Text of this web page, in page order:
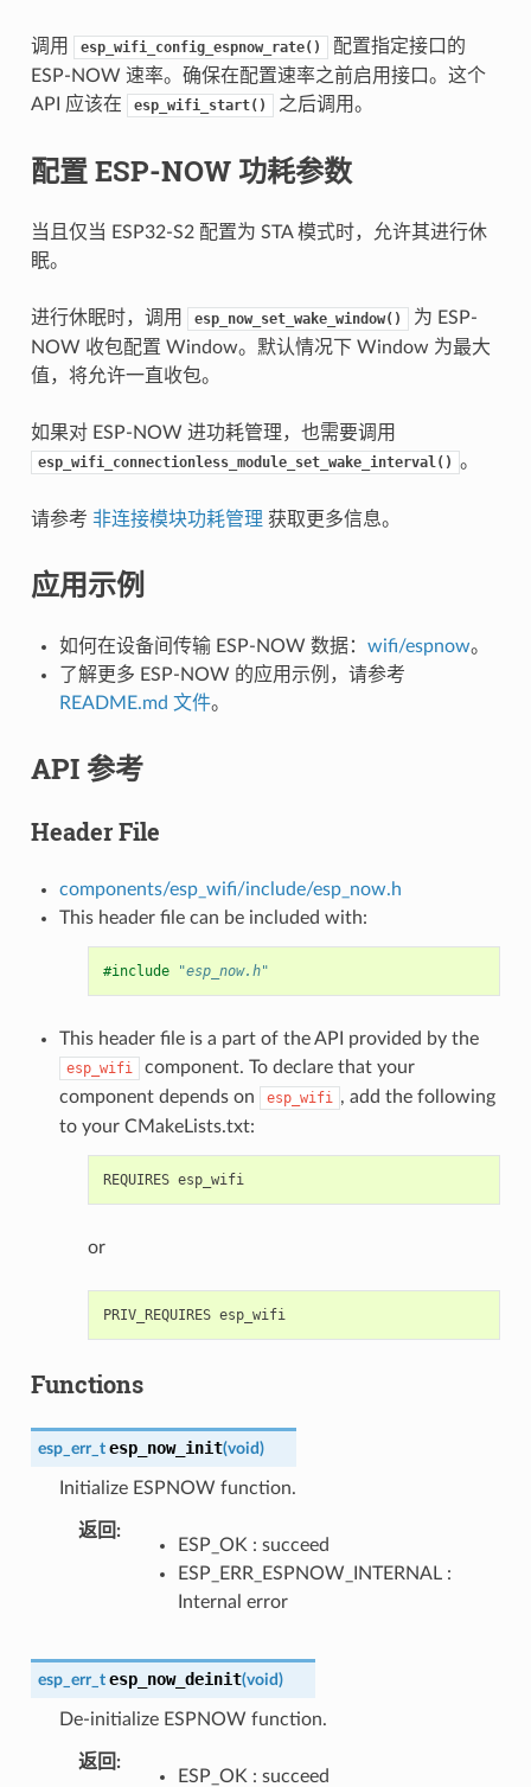
调用 esp_wifi_config_espnow_rate()
配置指定接口的
ESP-NOW 速率。确保在配置速率之前启用接口。这个
API 应该在
esp_wifi_start() 之后调用。
配置 ESP-NOW 功耗参数
当且仅当 ESP32-S2 配置为 STA 模式时，允许其进行休
眠。
进行休眠时，调用 esp_now_set_wake_window()
为 ESP-
NOW 收包配置 Window。默认情况下 Window 为最大
值，将允许一直收包。
如果对 ESP-NOW 进功耗管理，也需要调用
esp_wifi_connectionless_module_set_wake_interval() 。
请参考 非连接模块功耗管理 获取更多信息。
应用示例
如何在设备间传输 ESP-NOW 数据： wifi/espnow。
了解更多 ESP-NOW 的应用示例，请参考
README.md 文件。
API 参考
Header File
components/esp_wifi/include/esp_now.h
This header file can be included with:
#include "esp_now.h"
This header file is a part of the API provided by the
esp_wifi
component. To declare that your
component depends on
esp_wifi , add the following
to your CMakeLists.txt:
REQUIRES esp_wifi
or
PRIV_REQUIRES esp_wifi
Functions
esp_err_t esp_now_init(void)
Initialize ESPNOW function.
返回
ESP_OK : succeed
ESP_ERR_ESPNOW_INTERNAL :
Internal error
esp_err_t esp_now_deinit(void)
De-initialize ESPNOW function.
返回
ESP_OK : succeed